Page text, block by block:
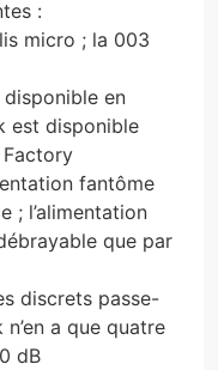
:
micro ; la 003
en
est disponible
fantôme
; l’alimentation
que par
discrets passe-
a que quatre
dB